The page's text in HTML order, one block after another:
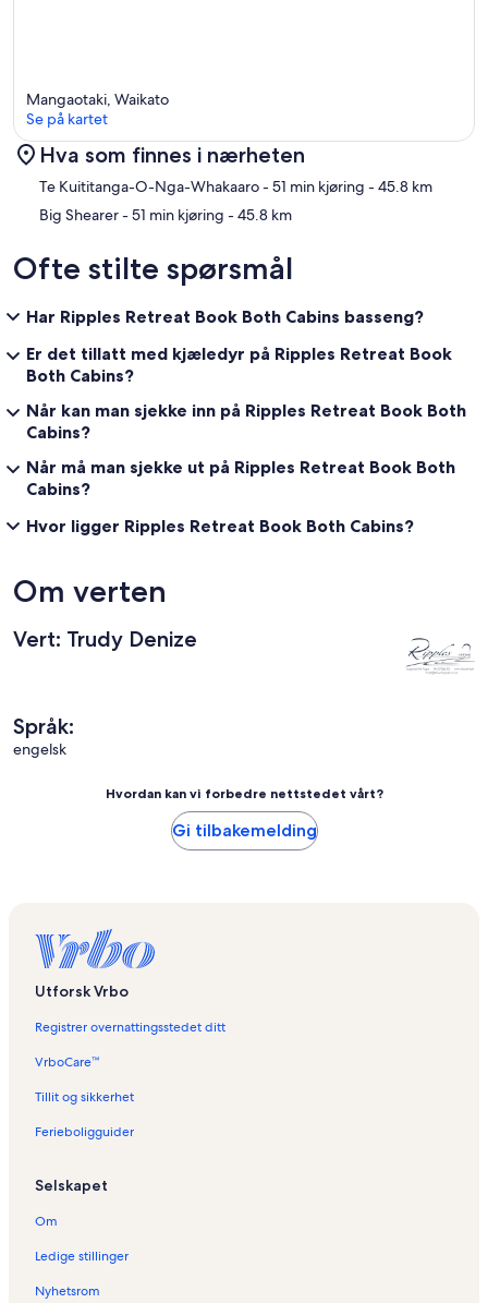
Kart
Mangaotaki, Waikato
Se på kartet
Hva som finnes i nærheten
Te Kuititanga-O-Nga-Whakaaro- 51 min kjøring - 45.8 km
Big Shearer- 51 min kjøring - 45.8 km
Ofte stilte spørsmål
Har Ripples Retreat Book Both Cabins basseng?
Er det tillatt med kjæledyr på Ripples Retreat Book
Both Cabins?
Når kan man sjekke inn på Ripples Retreat Book Both
Cabins?
Når må man sjekke ut på Ripples Retreat Book Both
Cabins?
Hvor ligger Ripples Retreat Book Both Cabins?
Om verten
Vert: Trudy Denize
Språk:
engelsk
Hvordan kan vi forbedre nettstedet vårt?
Gi tilbakemelding
Utforsk Vrbo
Registrer overnattingsstedet ditt
VrboCare™
Tillit og sikkerhet
Ferieboligguider
Selskapet
Om
Ledige stillinger
Nyhetsrom